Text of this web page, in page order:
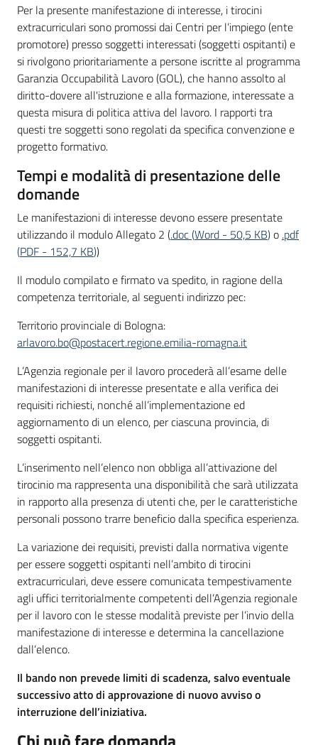
Per la presente manifestazione di interesse, i tirocini
extracurriculari sono promossi dai Centri per l’impiego (ente
promotore) presso soggetti interessati (soggetti ospitanti) e
si rivolgono prioritariamente a persone iscritte al programma
Garanzia Occupabilità Lavoro (GOL), che hanno assolto al
diritto-dovere all'istruzione e alla formazione, interessate a
questa misura di politica attiva del lavoro. I rapporti tra
questi tre soggetti sono regolati da specifica convenzione e
progetto formativo.
Tempi e modalità di presentazione delle
domande
Le manifestazioni di interesse devono essere presentate
utilizzando il modulo Allegato 2 (.doc(Word - 50,5 KB)o .pdf
(PDF - 152,7 KB))
Il modulo compilato e firmato va spedito, in ragione della
competenza territoriale, al seguenti indirizzo pec:
Territorio provinciale di Bologna:
arlavoro.bo@postacert.regione.emilia-romagna.it
L’Agenzia regionale per il lavoro procederà all’esame delle
manifestazioni di interesse presentate e alla verifica dei
requisiti richiesti, nonché all’implementazione ed
aggiornamento di un elenco, per ciascuna provincia, di
soggetti ospitanti.
L’inserimento nell’elenco non obbliga all’attivazione del
tirocinio ma rappresenta una disponibilità che sarà utilizzata
in rapporto alla presenza di utenti che, per le caratteristiche
personali possono trarre beneficio dalla specifica esperienza.
La variazione dei requisiti, previsti dalla normativa vigente
per essere soggetti ospitanti nell’ambito di tirocini
extracurriculari, deve essere comunicata tempestivamente
agli uffici territorialmente competenti dell’Agenzia regionale
per il lavoro con le stesse modalità previste per l’invio della
manifestazione di interesse e determina la cancellazione
dall’elenco.
Il bando non prevede limiti di scadenza, salvo eventuale
successivo atto di approvazione di nuovo avviso o
interruzione dell’iniziativa.